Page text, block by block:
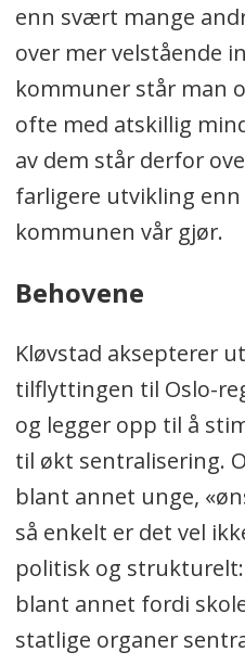
enn svært mange
over mer velstående
kommuner står man
ofte med atskillig
av dem står derfor
farligere utvikling enn
kommunen vår gjør.
Behovene
Kløvstad aksepterer
tilflyttingen til Oslo-
og legger opp til å
til økt sentralisering.
blant annet unge,
så enkelt er det vel
politisk og
blant annet fordi
statlige organer